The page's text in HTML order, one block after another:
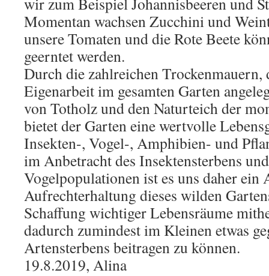
Momentan wachsen Zucchini und
unsere Tomaten und die Rote Beete
geerntet werden.
Durch die zahlreichen Trockenmauern,
Eigenarbeit im gesamten Garten
von Totholz und den Naturteich der
bietet der Garten eine wertvolle
Insekten-, Vogel-, Amphibien- und
im Anbetracht des Insektensterbens
Vogelpopulationen ist es uns daher ein
Aufrechterhaltung dieses wilden
Schaffung wichtiger Lebensräume
dadurch zumindest im Kleinen etwas
Artensterbens beitragen zu können.
19.8.2019, Alina